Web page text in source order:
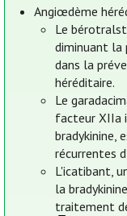
Angiœdème
Le
diminuant la
dans la
héréditaire.
Le
facteur XIIa
bradykinine,
récurrentes
L'icatibant,
la
traitement